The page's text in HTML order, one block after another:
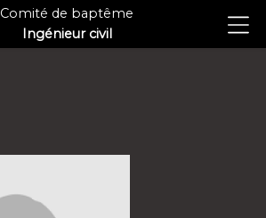
Comité de baptême
Ingénieur civil